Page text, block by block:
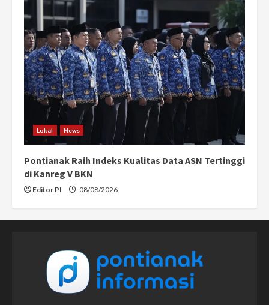
Lokal News
Pontianak Raih Indeks Kualitas Data ASN Tertinggi
di Kanreg V BKN
Editor PI 08/08/2026